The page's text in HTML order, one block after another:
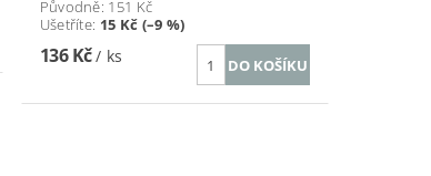
Původně: 151 Kč
Ušetříte: 15 Kč (–9 %)
136 Kč/ ks